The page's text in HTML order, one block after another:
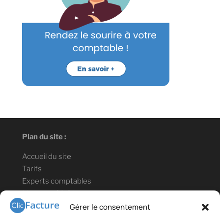
Gérer le consentement
Plan du site :
Accueil du site
Tarifs
Experts comptables
Informations légales :